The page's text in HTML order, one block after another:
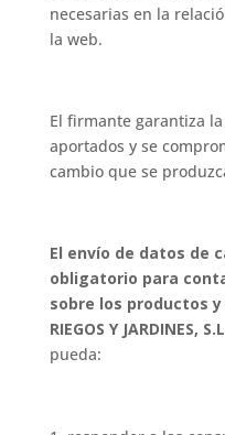
necesarias en la
la web.
El firmante garantiza
aportados y se
cambio que se
El envío de datos de
obligatorio para
sobre los productos
RIEGOS Y JARDINES,
pueda: